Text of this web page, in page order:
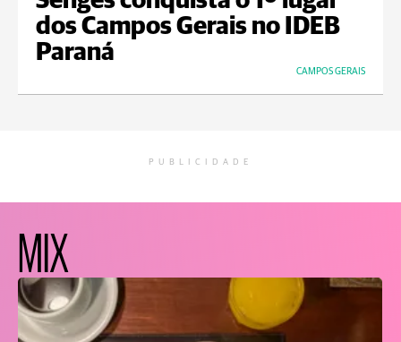
dos Campos Gerais no IDEB
Paraná
CAMPOS GERAIS
PUBLICIDADE
MIX